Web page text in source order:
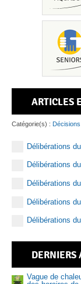
ARTICLES
Catégorie(s) :
Délibérations
Délibérations
Délibérations
Délibérations
Délibérations
DERNIERS
Vague de